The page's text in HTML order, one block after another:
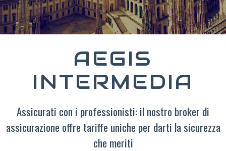
AEGIS
INTERMEDIA
Assicurati con i professionisti: il nostro broker di
assicurazione offre tariffe uniche per darti la sicurezza
che meriti